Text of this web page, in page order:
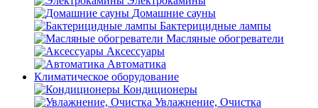
Домашние сауны
Бактерицидные лампы
Масляные обогреватели
Аксессуары
Автоматика
Климатическое оборудование
Кондиционеры
Увлажнение, Очистка